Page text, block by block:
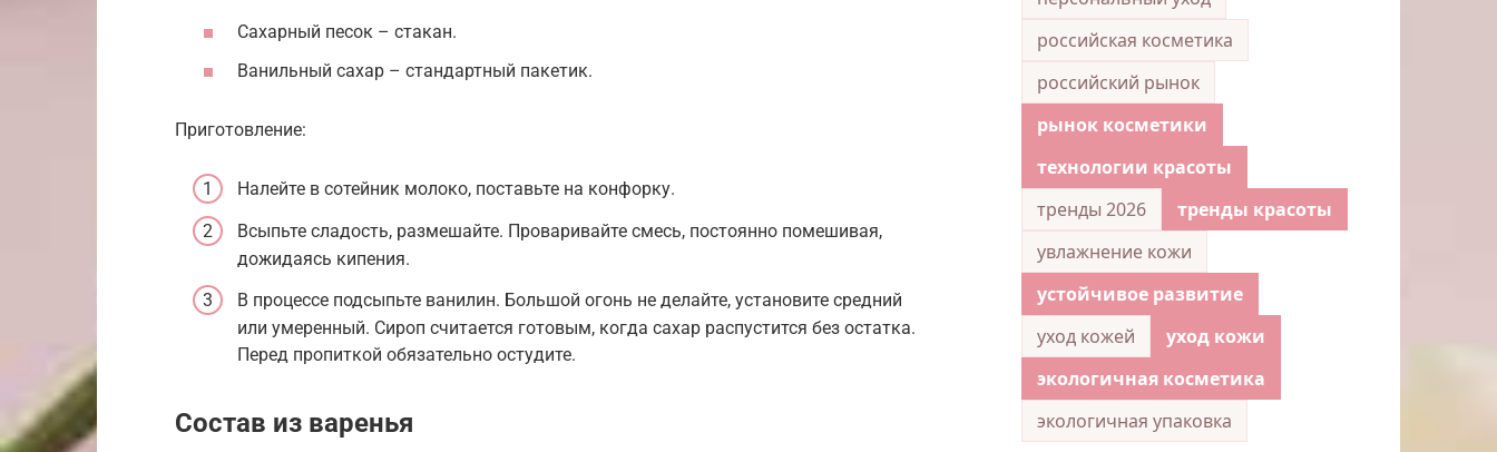
Сахарный песок – стакан.
Ванильный сахар – стандартный пакетик.
Приготовление:
Налейте в сотейник молоко, поставьте на конфорку.
Всыпьте сладость, размешайте. Проваривайте смесь, постоянно помешивая,
дожидаясь кипения.
В процессе подсыпьте ванилин. Большой огонь не делайте, установите средний
или умеренный. Сироп считается готовым, когда сахар распустится без остатка.
Перед пропиткой обязательно остудите.
Состав из варенья
российская косметика
российский рынок
рынок косметики
технологии красоты
тренды 2026
тренды красоты
увлажнение кожи
устойчивое развитие
уход кожей
уход кожи
экологичная косметика
экологичная упаковка